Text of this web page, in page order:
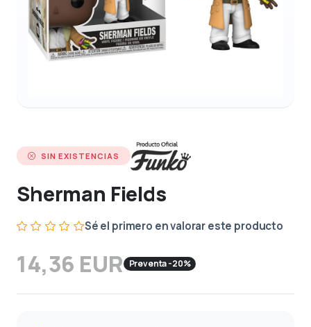
SIN EXISTENCIAS
Sherman Fields
Sé el primero en valorar este producto
14,36 EUR Preventa -20%